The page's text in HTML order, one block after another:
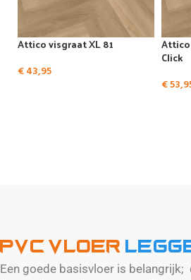
Attico visgraat XL 81
€43,95
Attico
Click
€
PVC Vloer
Een goede basisvloer is belangrijk;